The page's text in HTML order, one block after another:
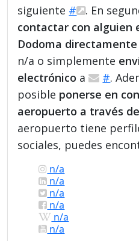
siguiente #
. En
contactar con alguien
Dodoma
n/a o simplemente
electrónico a #.
posible ponerse en
aeropuerto a través
aeropuerto tiene
sociales, puedes
n/a
n/a
n/a
n/a
n/a
n/a